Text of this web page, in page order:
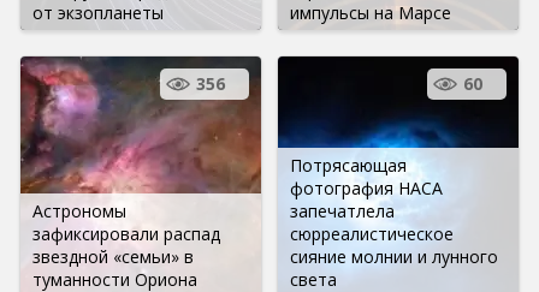
от экзопланеты
импульсы на Марсе
Астрономы
зафиксировали распад
звездной «семьи» в
туманности Ориона
356
Потрясающая
фотография НАСА
запечатлела
сюрреалистическое
сияние молнии и лунного
света
60